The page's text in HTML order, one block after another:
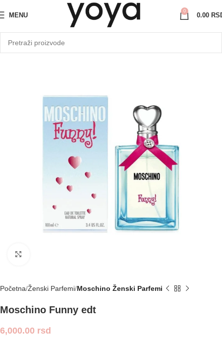
MENU
0
0.00
Početna Ženski Parfemi Moschino Ženski Parfemi
Moschino Funny edt
6,000.00 rsd